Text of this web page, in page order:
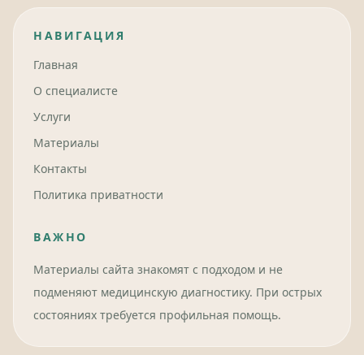
НАВИГАЦИЯ
Главная
О специалисте
Услуги
Материалы
Контакты
Политика приватности
ВАЖНО
Материалы сайта знакомят с подходом и не
подменяют медицинскую диагностику. При острых
состояниях требуется профильная помощь.